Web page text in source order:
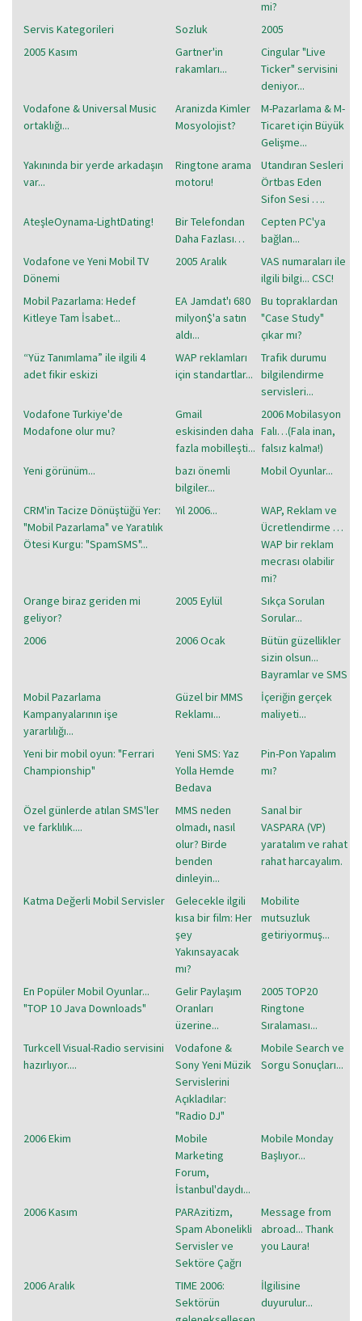
mi?
Servis Kategorileri
Sozluk
2005
2005 Kasım
Gartner'in
rakamları...
Cingular "Live
Ticker" servisini
deniyor...
Vodafone & Universal Music
ortaklığı...
Aranizda Kimler
Mosyolojist?
M-Pazarlama & M-
Ticaret için Büyük
Gelişme...
Yakınında bir yerde arkadaşın
var...
Ringtone arama
motoru!
Utandıran Sesleri
Örtbas Eden
Sifon Sesi ….
AteşleOynama-LightDating!
Bir Telefondan
Daha Fazlası…
Cepten PC'ya
bağlan...
Vodafone ve Yeni Mobil TV
Dönemi
2005 Aralık
VAS numaraları ile
ilgili bilgi... CSC!
Mobil Pazarlama: Hedef
Kitleye Tam İsabet...
EA Jamdat'ı 680
milyon$'a satın
aldı...
Bu topraklardan
"Case Study"
çıkar mı?
“Yüz Tanımlama” ile ilgili 4
adet fikir eskizi
WAP reklamları
için standartlar...
Trafik durumu
bilgilendirme
servisleri...
Vodafone Turkiye'de
Modafone olur mu?
Gmail
eskisinden daha
fazla mobilleşti...
2006 Mobilasyon
Falı…(Fala inan,
falsız kalma!)
Yeni görünüm...
bazı önemli
bilgiler...
Mobil Oyunlar...
CRM'in Tacize Dönüştüğü Yer:
"Mobil Pazarlama" ve Yaratılık
Ötesi Kurgu: "SpamSMS"...
Yıl 2006...
WAP, Reklam ve
Ücretlendirme …
WAP bir reklam
mecrası olabilir
mi?
Orange biraz geriden mi
geliyor?
2005 Eylül
Sıkça Sorulan
Sorular...
2006
2006 Ocak
Bütün güzellikler
sizin olsun...
Bayramlar ve SMS
Mobil Pazarlama
Kampanyalarının işe
yararlılığı...
Güzel bir MMS
Reklamı...
İçeriğin gerçek
maliyeti...
Yeni bir mobil oyun: "Ferrari
Championship"
Yeni SMS: Yaz
Yolla Hemde
Bedava
Pin-Pon Yapalım
mı?
Özel günlerde atılan SMS'ler
ve farklılık....
MMS neden
olmadı, nasıl
olur? Birde
benden
dinleyin...
Sanal bir
VASPARA (VP)
yaratalım ve rahat
rahat harcayalım.
Katma Değerli Mobil Servisler
Gelecekle ilgili
kısa bir film: Her
şey
Yakınsayacak
mı?
Mobilite
mutsuzluk
getiriyormuş...
En Popüler Mobil Oyunlar...
"TOP 10 Java Downloads"
Gelir Paylaşım
Oranları
üzerine...
2005 TOP20
Ringtone
Sıralaması...
Turkcell Visual-Radio servisini
hazırlıyor....
Vodafone &
Sony Yeni Müzik
Servislerini
Açıkladılar:
"Radio DJ"
Mobile Search ve
Sorgu Sonuçları...
2006 Ekim
Mobile
Marketing
Forum,
İstanbul'daydı...
Mobile Monday
Başlıyor...
2006 Kasım
PARAzitizm,
Spam Abonelikli
Servisler ve
Sektöre Çağrı
Message from
abroad... Thank
you Laura!
2006 Aralık
TIME 2006:
Sektörün
İlgilisine
duyurulur...